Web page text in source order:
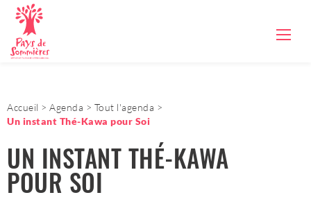
Accueil Agenda
Tout l'agenda
Un instant Thé-Kawa pour Soi
UN INSTANT THÉ-KAWA
POUR SOI